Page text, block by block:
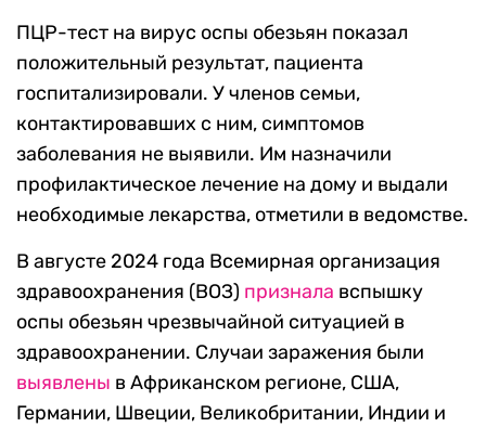
ПЦР-тест на вирус оспы обезьян показал
положительный результат, пациента
госпитализировали. У членов семьи,
контактировавших с ним, симптомов
заболевания не выявили. Им назначили
профилактическое лечение на дому и выдали
необходимые лекарства, отметили в ведомстве.
В августе 2024 года Всемирная организация
здравоохранения (ВОЗ) признала вспышку
оспы обезьян чрезвычайной ситуацией в
здравоохранении. Случаи заражения были
выявлены в Африканском регионе, США,
Германии, Швеции, Великобритании, Индии и